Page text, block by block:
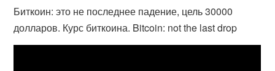
Биткоин: это не последнее падение, цель 30000
долларов. Курс биткоина. Bitcoin: not the last drop